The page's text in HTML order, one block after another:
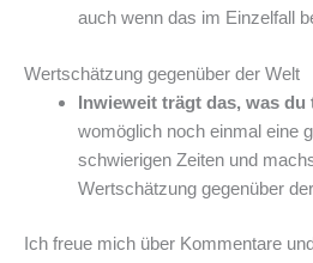
auch wenn das im Einzelfall
Wertschätzung gegenüber der Welt
Inwieweit trägt das, was du
womöglich noch einmal eine
schwierigen Zeiten und
Wertschätzung gegenüber
Ich freue mich über Kommentare